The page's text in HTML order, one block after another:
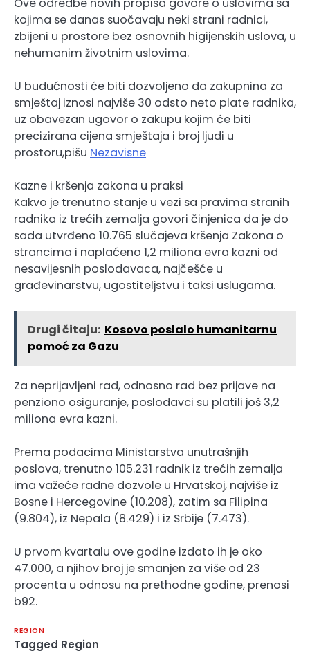
Ove odredbe novih propisa govore o uslovima sa
kojima se danas suočavaju neki strani radnici,
zbijeni u prostore bez osnovnih higijenskih uslova, u
nehumanim životnim uslovima.
U budućnosti će biti dozvoljeno da zakupnina za
smještaj iznosi najviše 30 odsto neto plate radnika,
uz obavezan ugovor o zakupu kojim će biti
precizirana cijena smještaja i broj ljudi u
prostoru,pišu Nezavisne
Kazne i kršenja zakona u praksi
Kakvo je trenutno stanje u vezi sa pravima stranih
radnika iz trećih zemalja govori činjenica da je do
sada utvrđeno 10.765 slučajeva kršenja Zakona o
strancima i naplaćeno 1,2 miliona evra kazni od
nesavijesnih poslodavaca, najčešće u
građevinarstvu, ugostiteljstvu i taksi uslugama.
Drugi čitaju: Kosovo poslalo humanitarnu
pomoć za Gazu
Za neprijavljeni rad, odnosno rad bez prijave na
penziono osiguranje, poslodavci su platili još 3,2
miliona evra kazni.
Prema podacima Ministarstva unutrašnjih
poslova, trenutno 105.231 radnik iz trećih zemalja
ima važeće radne dozvole u Hrvatskoj, najviše iz
Bosne i Hercegovine (10.208), zatim sa Filipina
(9.804), iz Nepala (8.429) i iz Srbije (7.473).
U prvom kvartalu ove godine izdato ih je oko
47.000, a njihov broj je smanjen za više od 23
procenta u odnosu na prethodne godine, prenosi
b92.
REGION
Tagged Region